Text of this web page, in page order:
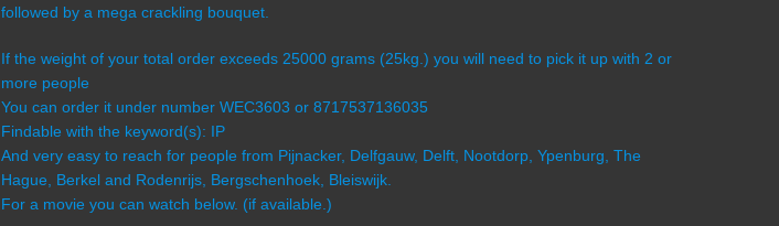
followed by a mega crackling bouquet.
If the weight of your total order exceeds 25000 grams (25kg.) you will need to pick it up with 2 or
more people
You can order it under number WEC3603 or 8717537136035
Findable with the keyword(s): IP
And very easy to reach for people from Pijnacker, Delfgauw, Delft, Nootdorp, Ypenburg, The
Hague, Berkel and Rodenrijs, Bergschenhoek, Bleiswijk.
For a movie you can watch below. (if available.)